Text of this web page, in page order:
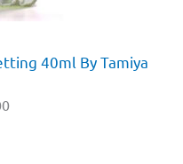
40ml By Tamiya